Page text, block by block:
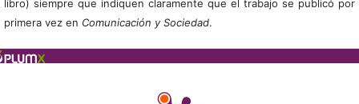
libro) siempre que indiquen claramente que el trabajo se publicó por
primera vez en Comunicación y Sociedad.